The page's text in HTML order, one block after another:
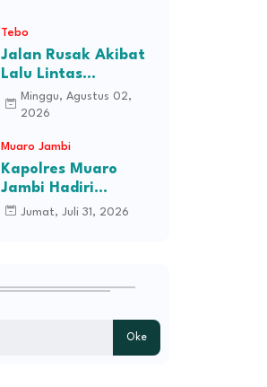
Tebo
Jalan Rusak Akibat
Lalu Lintas
Kendaraan
Perusahaan,
Desa Kec Tebo Ilir
Bakal Blokade Jalan
Minggu, Agustus 02,
2026
Muaro Jambi
Kapolres Muaro
Jambi Hadiri
Pelantikan Pengurus
Jumat, Juli 31, 2026